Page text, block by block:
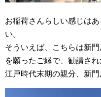
お稲荷さんらしい感じは
い。
そういえば、こちらは新
を願ったご縁で、勧請され
江戸時代末期の親分、新